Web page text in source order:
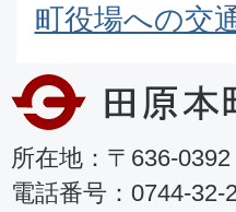
町役場への交
所在地：〒636-
電話番号：0744-